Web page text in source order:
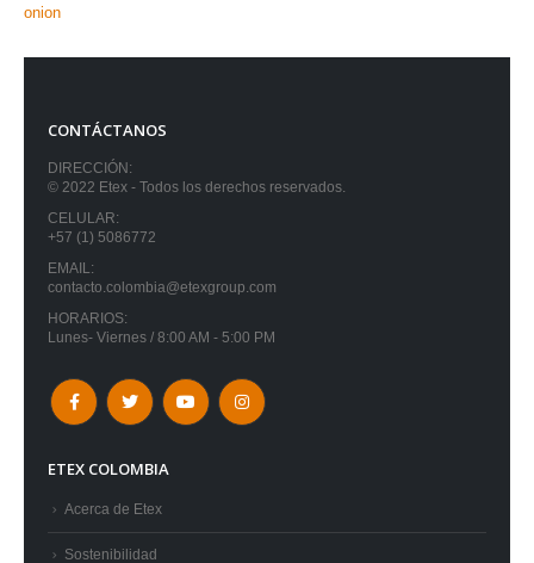
onion
CONTÁCTANOS
DIRECCIÓN:
© 2022 Etex - Todos los derechos reservados.
CELULAR:
+57 (1) 5086772
EMAIL:
contacto.colombia@etexgroup.com
HORARIOS:
Lunes- Viernes / 8:00 AM - 5:00 PM
ETEX COLOMBIA
Acerca de Etex
Sostenibilidad